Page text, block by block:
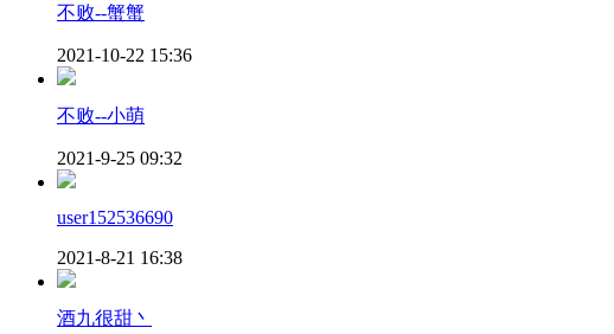
不败--蟹蟹
2021-10-22 15:36
不败--小萌
2021-9-25 09:32
user152536690
2021-8-21 16:38
酒九很甜丶